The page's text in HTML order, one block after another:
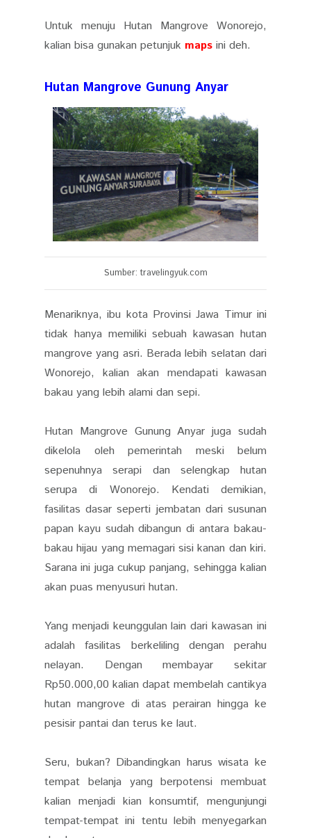
Untuk menuju Hutan Mangrove Wonorejo,
kalian bisa gunakan petunjuk maps ini deh.
Hutan Mangrove Gunung Anyar
Sumber: travelingyuk.com
Menariknya, ibu kota Provinsi Jawa Timur ini
tidak hanya memiliki sebuah kawasan hutan
mangrove yang asri. Berada lebih selatan dari
Wonorejo, kalian akan mendapati kawasan
bakau yang lebih alami dan sepi.
Hutan Mangrove Gunung Anyar juga sudah
dikelola oleh pemerintah meski belum
sepenuhnya serapi dan selengkap hutan
serupa di Wonorejo. Kendati demikian,
fasilitas dasar seperti jembatan dari susunan
papan kayu sudah dibangun di antara bakau-
bakau hijau yang memagari sisi kanan dan kiri.
Sarana ini juga cukup panjang, sehingga kalian
akan puas menyusuri hutan.
Yang menjadi keunggulan lain dari kawasan ini
adalah fasilitas berkeliling dengan perahu
nelayan. Dengan membayar sekitar
Rp50.000,00 kalian dapat membelah cantikya
hutan mangrove di atas perairan hingga ke
pesisir pantai dan terus ke laut.
Seru, bukan? Dibandingkan harus wisata ke
tempat belanja yang berpotensi membuat
kalian menjadi kian konsumtif, mengunjungi
tempat-tempat ini tentu lebih menyegarkan